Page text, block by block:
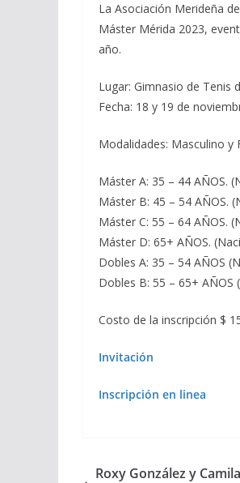
La Asociación Merideña
Máster Mérida 2023,
año.
Lugar: Gimnasio de Tenis
Fecha: 18 y 19 de
Modalidades: Masculino y
Máster A: 35 – 44 AÑOS.
Máster B: 45 – 54 AÑOS.
Máster C: 55 – 64 AÑOS.
Máster D: 65+ AÑOS.
Dobles A: 35 – 54 AÑOS
Dobles B: 55 – 65+
Costo de la inscripción $
Invitación
Inscripción en linea
Roxy González y